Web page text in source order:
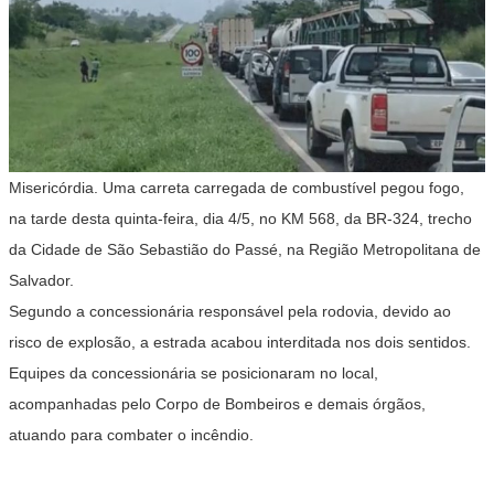
Misericórdia. Uma carreta carregada de combustível pegou fogo,
na tarde desta quinta-feira, dia 4/5, no KM 568, da BR-324, trecho
da Cidade de São Sebastião do Passé, na Região Metropolitana de
Salvador.
Segundo a concessionária responsável pela rodovia, devido ao
risco de explosão, a estrada acabou interditada nos dois sentidos.
Equipes da concessionária se posicionaram no local,
acompanhadas pelo Corpo de Bombeiros e demais órgãos,
atuando para combater o incêndio.